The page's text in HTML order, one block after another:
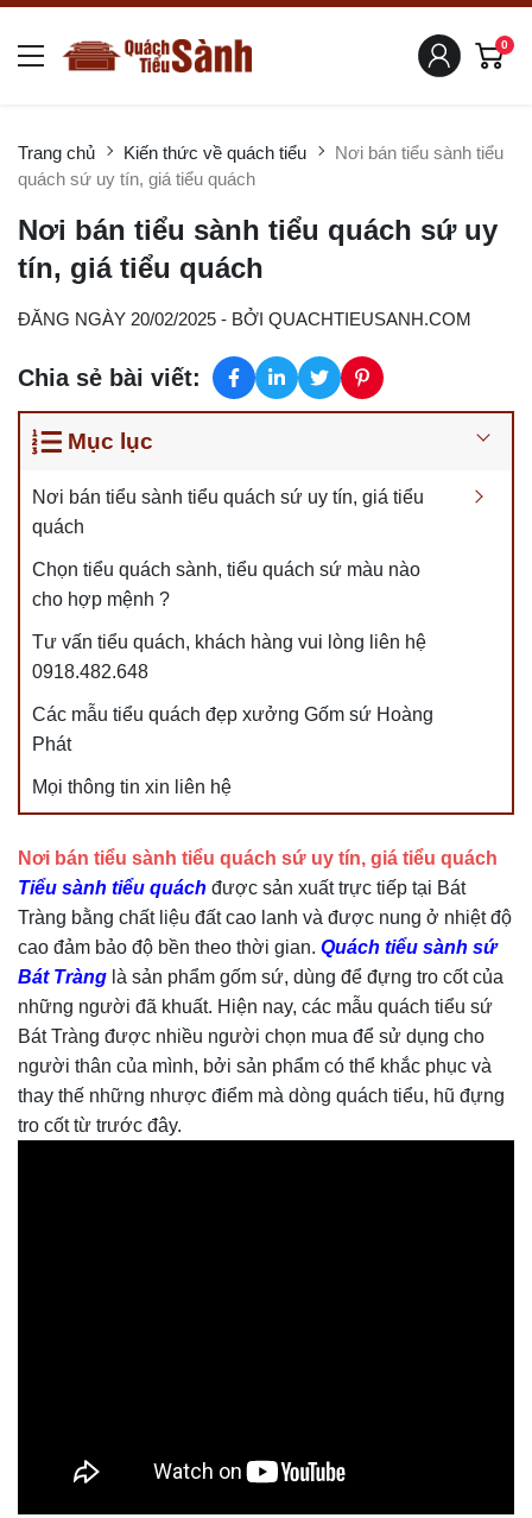
0
Trang chủ Kiến thức về quách tiểu
Nơi bán tiểu sành tiểu
quách sứ uy tín, giá tiểu quách
Nơi bán tiểu sành tiểu quách sứ uy
tín, giá tiểu quách
ĐĂNG NGÀY 20/02/2025 - BỞI QUACHTIEUSANH.COM
Chia sẻ bài viết:
Mục lục
Nơi bán tiểu sành tiểu quách sứ uy tín, giá tiểu
quách
Chọn tiểu quách sành, tiểu quách sứ màu nào
cho hợp mệnh ?
Tư vấn tiểu quách, khách hàng vui lòng liên hệ
0918.482.648
Các mẫu tiểu quách đẹp xưởng Gốm sứ Hoàng
Phát
Mọi thông tin xin liên hệ
Nơi bán tiểu sành tiểu quách sứ uy tín, giá tiểu quách
Tiểu sành tiểu quách được sản xuất trực tiếp tại Bát
Tràng bằng chất liệu đất cao lanh và được nung ở nhiệt độ
cao đảm bảo độ bền theo thời gian. Quách tiểu sành sứ
Bát Tràng là sản phẩm gốm sứ, dùng để đựng tro cốt của
những người đã khuất. Hiện nay, các mẫu quách tiểu sứ
Bát Tràng được nhiều người chọn mua để sử dụng cho
người thân của mình, bởi sản phẩm có thể khắc phục và
thay thế những nhược điểm mà dòng quách tiểu, hũ đựng
tro cốt từ trước đây.